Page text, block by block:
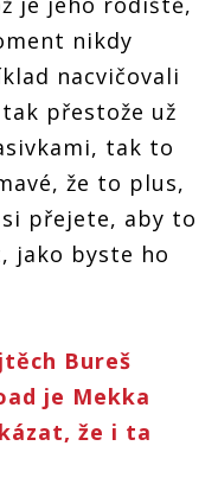
nikdy
nacvičovali
přestože už
tak to
že to plus,
přejete, aby to
jako byste ho
Bureš
je Mekka
že i ta